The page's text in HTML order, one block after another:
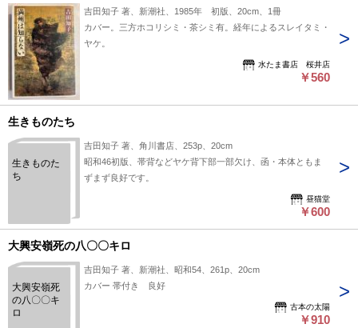
吉田知子 著、新潮社、1985年 初版、20cm、1冊
カバー。三方ホコリシミ・茶シミ有。経年によるスレイタミ・
ヤケ。
水たま書店 桜井店
￥560
生きものたち
生きものた
ち
吉田知子 著、角川書店、253p、20cm
昭和46初版、帯背などヤケ背下部一部欠け、函・本体ともま
ずまず良好です。
昼猫堂
￥600
大興安嶺死の八〇〇キロ
大興安嶺死
の八〇〇キ
ロ
吉田知子 著、新潮社、昭和54、261p、20cm
カバー 帯付き 良好
古本の太陽
￥910